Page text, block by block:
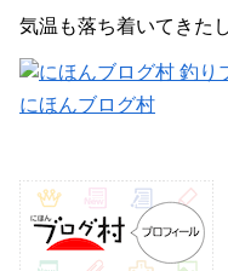
気温も落ち着いてきた
にほんブログ村